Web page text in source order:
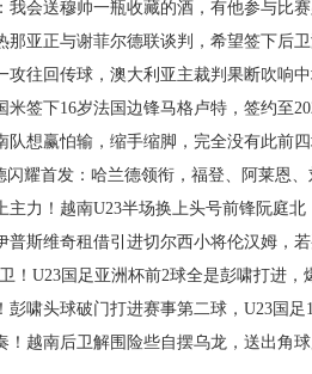
我会送穆帅一瓶收藏的酒，有他参与比
那亚正与谢菲尔德联谈判，希望签下后
攻往回传球，澳大利亚主裁判果断吹响
米签下16岁法国边锋马格卢特，签约至
队想赢怕输，缩手缩脚，完全没有此前
闪耀首发：哈兰德领衔，福登、阿莱恩
主力！越南U23半场换上头号前锋阮庭北
普斯维奇租借引进切尔西小将伦汉姆，
！U23国足亚洲杯前2球全是彭啸打进，
彭啸头球破门打进赛事第二球，U23国足
！越南后卫解围险些自摆乌龙，送出角